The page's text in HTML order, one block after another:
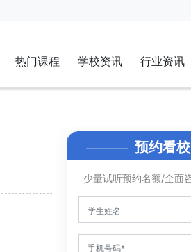
热门课程 学校资讯 行业资讯
预约看校
少量试听预约名额/全面